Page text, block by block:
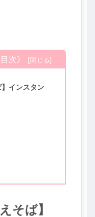
次》
】インスタン
そば】